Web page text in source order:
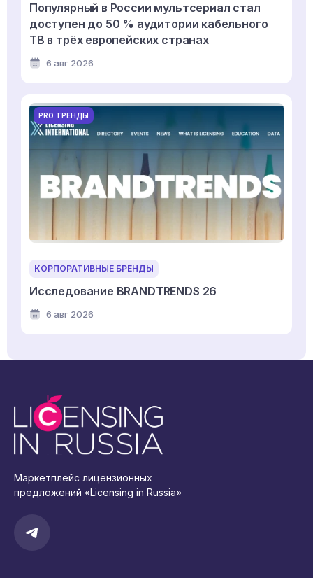
Популярный в России мультсериал стал
доступен до 50 % аудитории кабельного
ТВ в трёх европейских странах
6 авг 2026
PRO ТРЕНДЫ
КОРПОРАТИВНЫЕ БРЕНДЫ
Исследование BRANDTRENDS 26
6 авг 2026
Маркетплейс лицензионных
предложений «Licensing in Russia»